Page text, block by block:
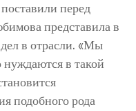
перед
представила в
в отрасли. «Мы
нуждаются в такой
подобного рода